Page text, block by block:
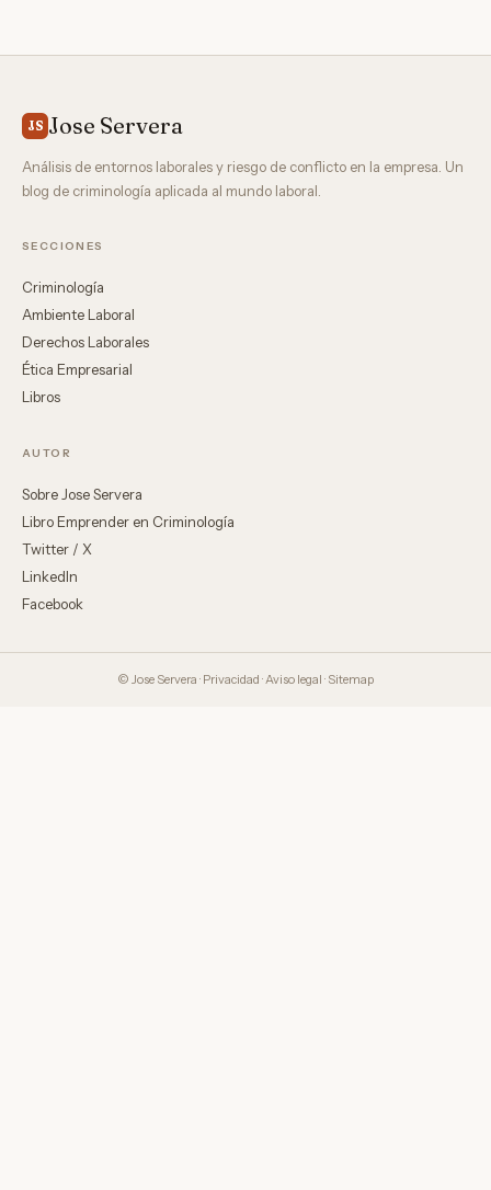
JS Jose Servera
Análisis de entornos laborales y riesgo de conflicto en la empresa. Un
blog de criminología aplicada al mundo laboral.
SECCIONES
Criminología
Ambiente Laboral
Derechos Laborales
Ética Empresarial
Libros
AUTOR
Sobre Jose Servera
Libro Emprender en Criminología
Twitter / X
LinkedIn
Facebook
© Jose Servera · Privacidad ·Aviso legal · Sitemap